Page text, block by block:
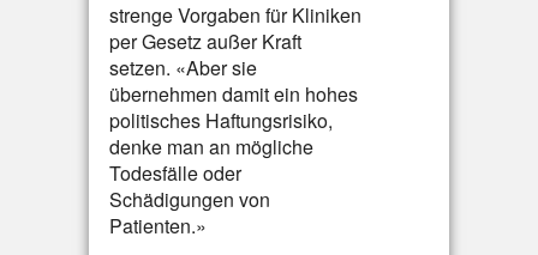
strenge Vorgaben für Kliniken
per Gesetz außer Kraft
setzen. «Aber sie
übernehmen damit ein hohes
politisches Haftungsrisiko,
denke man an mögliche
Todesfälle oder
Schädigungen von
Patienten.»